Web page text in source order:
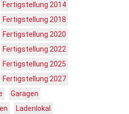
Fertigstellung 2014
Fertigstellung 2018
Fertigstellung 2020
Fertigstellung 2022
Fertigstellung 2025
Fertigstellung 2027
Garagen
Ladenlokal